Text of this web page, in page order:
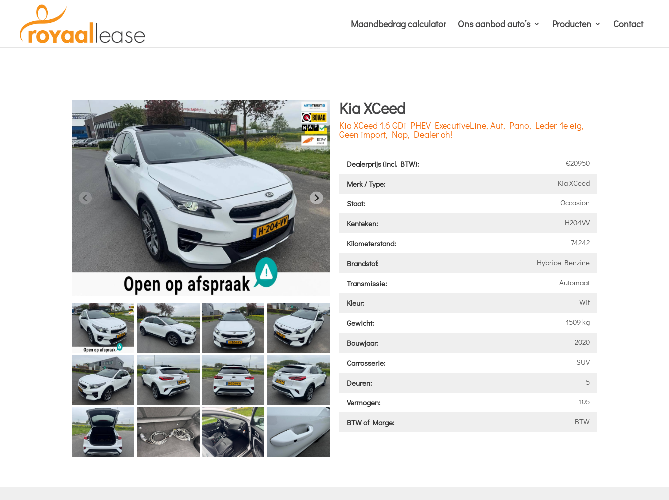
Maandbedrag calculator Ons aanbod auto’s Producten Contact
Kia XCeed
Kia XCeed 1.6 GDi PHEV ExecutiveLine, Aut, Pano, Leder, 1e eig,
Geen import, Nap, Dealer oh!
Dealerprijs (incl. BTW): €20950
Merk / Type: Kia XCeed
Staat: Occasion
Kenteken: H204VV
Kilometerstand: 74242
Brandstof: Hybride Benzine
Transmissie: Automaat
Kleur: Wit
Gewicht: 1509 kg
Bouwjaar: 2020
Carrosserie: SUV
Deuren: 5
Vermogen: 105
BTW of Marge: BTW